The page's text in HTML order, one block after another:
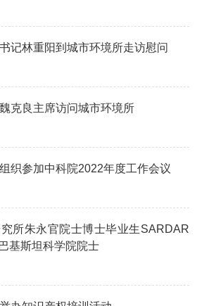
记林重阳到城市环境所走访慰问
克良主席访问城市环境所
织参加中科院2022年度工作会议
所朱永官院士博士毕业生SARDAR
基斯坦科学院院士